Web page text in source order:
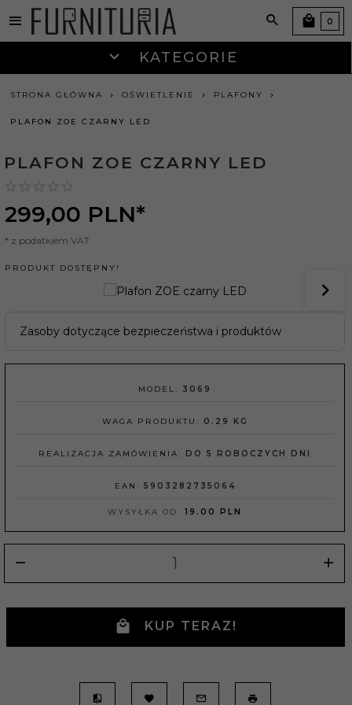
KATEGORIE
0
STRONA GŁÓWNA OŚWIETLENIE PLAFONY
PLAFON ZOE CZARNY LED
PLAFON ZOE CZARNY LED
299,00 PLN*
* z podatkiem VAT
PRODUKT DOSTĘPNY!
Zasoby dotyczące bezpieczeństwa i produktów
MODEL: 3069
WAGA PRODUKTU: 0.29 KG
REALIZACJA ZAMÓWIENIA: DO 5 ROBOCZYCH DNI
EAN: 5903282735064
WYSYŁKA OD: 19.00 PLN
KUP TERAZ!